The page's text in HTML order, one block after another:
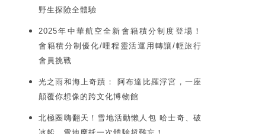
野生探險全體驗
2025年中華航空全新會籍積分制度登場！
會籍積分制優化/哩程靈活運用轉讓/輕旅行
會員挑戰
光之雨和海上奇蹟： 阿布達比羅浮宮，一座
顛覆你想像的跨文化博物館
北極圈嗨翻天！雪地活動懶人包 哈士奇、破